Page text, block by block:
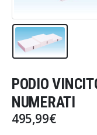
PODIO
NUMERATI
495,99€